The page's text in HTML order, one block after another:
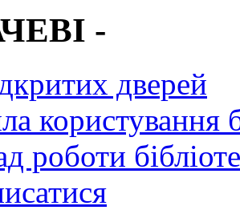
-
дверей
користування
роботи